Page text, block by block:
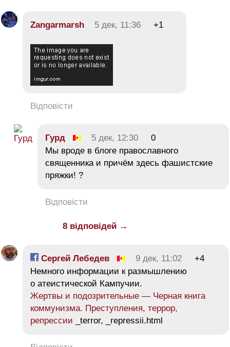
Zangarmarsh 5 дек, 11:36 +1
Відповісти
Гурд 5 дек, 12:30
0
Мы вроде в блоге православного
священника и причём здесь фашистские
пряжки! ?
Відповісти
8 відповідей →
Сергей Лебедев 9 дек, 11:02
+4
Немного информации к размышлению
о атеистической Кампучии.
Жертвы и подозрительные — Черная книга
коммунизма. Преступления, террор,
репрессии _terror, _repressii.html